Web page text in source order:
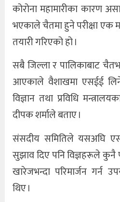
कोरोना महामारीका कारण
भएकाले चैतमा हुने परीक्षा एक
तयारी गरिएको हो ।
सबै जिल्ला र पालिकाबाट
आएकाले वैशाखमा एसईई लिने
विज्ञान तथा प्रविधि
दीपक शर्माले बताए ।
संसदीय समितिले यसअघि
सुझाव दिए पनि विज्ञहरूले कुनै
खारेजभन्दा परिमार्जन गर्न
थिए ।